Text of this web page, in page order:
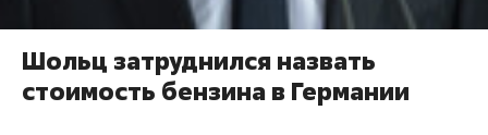
Шольц затруднился назвать
стоимость бензина в Германии